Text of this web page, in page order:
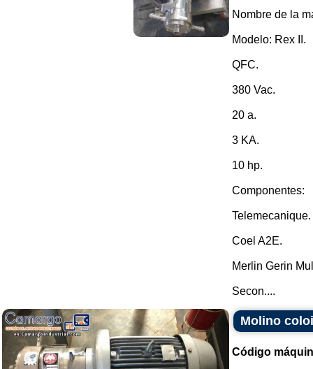
Nombre de la
Modelo: Rex II.
QFC.
380 Vac.
20 a.
3 KA.
10 hp.
Componentes:
Telemecanique.
Coel A2E.
Merlin Gerin
Secon....
Molino
Código